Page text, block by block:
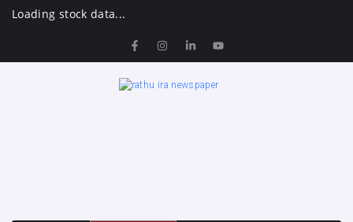
Loading stock data...